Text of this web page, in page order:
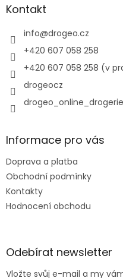
aKontakt
info@drogeo.cz
+420 607 058 258
+420 607 058 258 (v
drogeocz
drogeo_online_drogerie
Informace pro vás
Doprava a platba
Obchodní podmínky
Kontakty
Hodnocení obchodu
Odebírat newsletter
Vložte svůj e-mail a my